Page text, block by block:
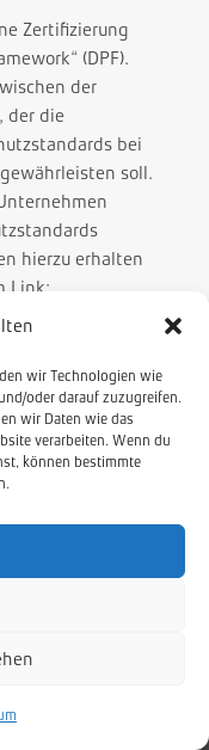
wir Technologien wie
oder darauf zuzugreifen.
wir Daten wie das
verarbeiten. Wenn du
können bestimmte
Zertifizierung
(DPF).
der
der die
bei
soll.
hierzu erhalten
Link:
participant/